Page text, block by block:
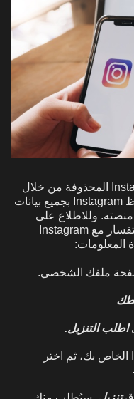
تعمل عملية الوصول إلى رسائل Instagram المحذوفة من خلال
الاسترجاع من بيانات Instagram. يحتفظ Instagram بجميع بيانات
وللاطلاع على
جميع الرسائل المحذوفة قم بإجراء استفسار مع Instagram
المعلومات:
اطلب التنزيل.
حدد المربع المجاور لمعرّف Instagram الخاص بك، ثم اختر